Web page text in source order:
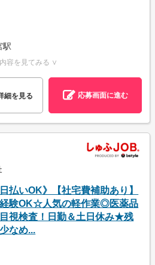
駅
容を見てみる ∨
細を見る 応募画面に進む
日払いOK》【社宅費補助あり】
験OK☆人気の軽作業◎医薬品
視検査！日勤＆土日休み★残
なめ...